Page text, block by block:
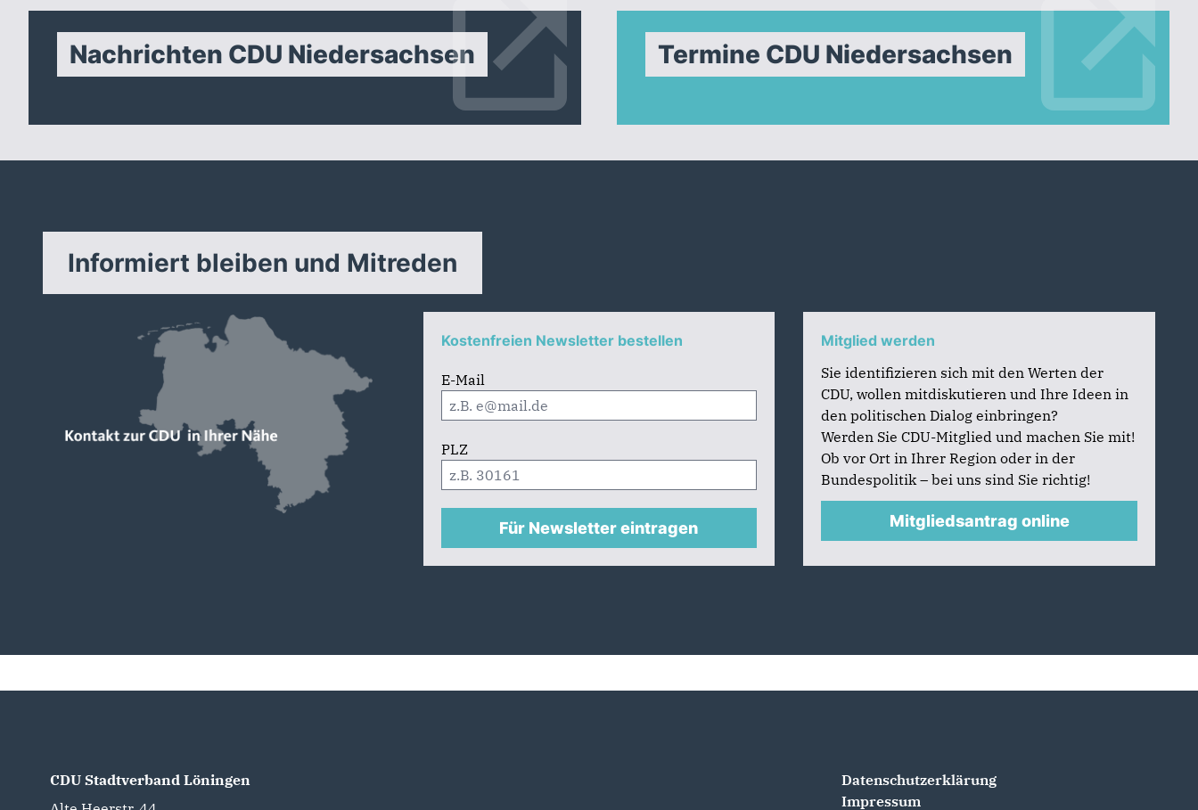
Nachrichten CDU Niedersachsen Termine CDU Niedersachsen
Informiert bleiben und Mitreden
Kostenfreien Newsletter bestellen
E-Mail
PLZ
Für Newsletter eintragen
Mitglied werden
Sie identifizieren sich mit den Werten der
CDU, wollen mitdiskutieren und Ihre Ideen in
den politischen Dialog einbringen?
Werden Sie CDU-Mitglied und machen Sie mit!
Ob vor Ort in Ihrer Region oder in der
Bundespolitik – bei uns sind Sie richtig!
Mitgliedsantrag online
CDU Stadtverband Löningen
Datenschutzerklärung
Impressum